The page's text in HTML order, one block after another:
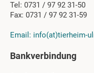
Tel: 0731 / 97 92 31-50
Fax: 0731 / 97 92 31-59
Email: info(at)tierheim-
Bankverbindung